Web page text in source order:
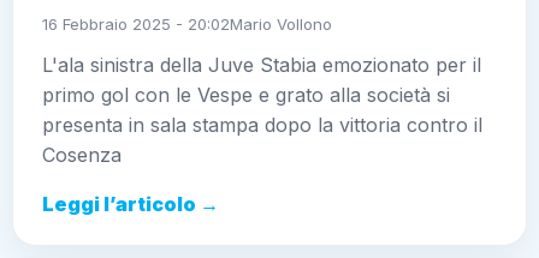
16 Febbraio 2025 - 20:02Mario Vollono
L'ala sinistra della Juve Stabia emozionato per il
primo gol con le Vespe e grato alla società si
presenta in sala stampa dopo la vittoria contro il
Cosenza
Leggi l’articolo →